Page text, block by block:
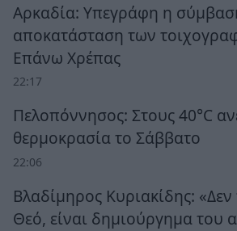
Αρκαδία: Υπεγράφη η
αποκατάσταση των
Επάνω Χρέπας
22:17
Πελοπόννησος: Στους 40°C
θερμοκρασία το Σάββατο
22:06
Βλαδίμηρος Κυριακίδης:
Θεό, είναι δημιούργημα του